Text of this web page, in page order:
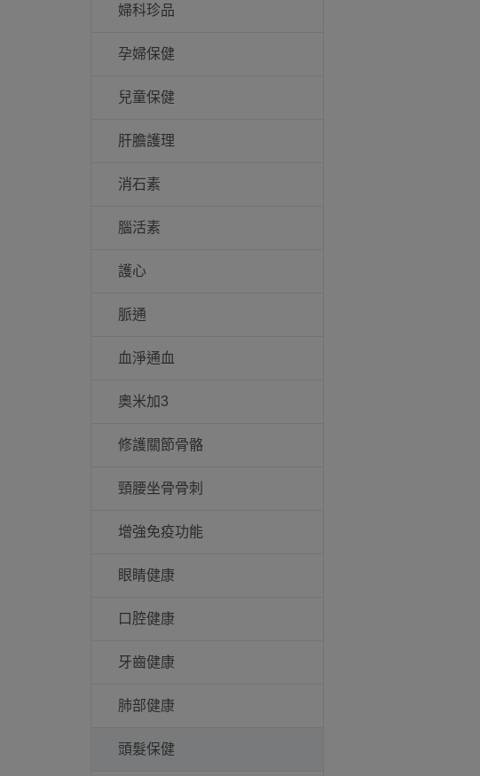
婦科珍品
孕婦保健
兒童保健
肝膽護理
消石素
腦活素
護心
脈通
血淨通血
奧米加3
修護關節骨骼
頸腰坐骨骨刺
增強免疫功能
眼睛健康
口腔健康
牙齒健康
肺部健康
頭髮保健